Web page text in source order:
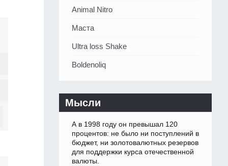
Animal Nitro
Маста
Ultra loss Shake
Boldenoliq
Мысли
А в 1998 году он превышал 120
процентов: не было ни поступлений в
бюджет, ни золотовалютных резервов
для поддержки курса отечественной
валюты.